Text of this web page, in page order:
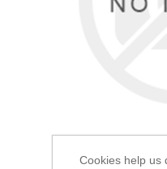
Cookies help us